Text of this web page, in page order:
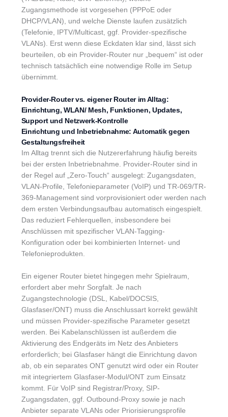
Zugangsmethode ist vorgesehen (PPPoE oder
DHCP/VLAN), und welche Dienste laufen zusätzlich
(Telefonie, IPTV/Multicast, ggf. Provider-spezifische
VLANs). Erst wenn diese Eckdaten klar sind, lässt sich
beurteilen, ob ein Provider-Router nur „bequem“ ist oder
technisch tatsächlich eine notwendige Rolle im Setup
übernimmt.
Provider-Router vs. eigener Router im Alltag:
Einrichtung, WLAN/ Mesh, Funktionen, Updates,
Support und Netzwerk-Kontrolle
Einrichtung und Inbetriebnahme: Automatik gegen
Gestaltungsfreiheit
Im Alltag trennt sich die Nutzererfahrung häufig bereits
bei der ersten Inbetriebnahme. Provider-Router sind in
der Regel auf „Zero-Touch“ ausgelegt: Zugangsdaten,
VLAN-Profile, Telefonieparameter (VoIP) und TR-069/TR-
369-Management sind vorprovisioniert oder werden nach
dem ersten Verbindungsaufbau automatisch eingespielt.
Das reduziert Fehlerquellen, insbesondere bei
Anschlüssen mit spezifischer VLAN-Tagging-
Konfiguration oder bei kombinierten Internet- und
Telefonieprodukten.
Ein eigener Router bietet hingegen mehr Spielraum,
erfordert aber mehr Sorgfalt. Je nach
Zugangstechnologie (DSL, Kabel/DOCSIS,
Glasfaser/ONT) muss die Anschlussart korrekt gewählt
und müssen Provider-spezifische Parameter gesetzt
werden. Bei Kabelanschlüssen ist außerdem die
Aktivierung des Endgeräts im Netz des Anbieters
erforderlich; bei Glasfaser hängt die Einrichtung davon
ab, ob ein separates ONT genutzt wird oder ein Router
mit integriertem Glasfaser-Modul/ONT zum Einsatz
kommt. Für VoIP sind Registrar/Proxy, SIP-
Zugangsdaten, ggf. Outbound-Proxy sowie je nach
Anbieter separate VLANs oder Priorisierungsprofile